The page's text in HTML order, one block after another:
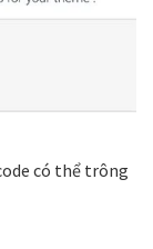
có thể trông